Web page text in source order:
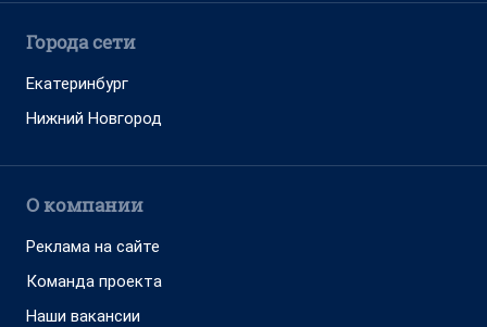
Города сети
Екатеринбург
Нижний Новгород
О компании
Реклама на сайте
Команда проекта
Наши вакансии